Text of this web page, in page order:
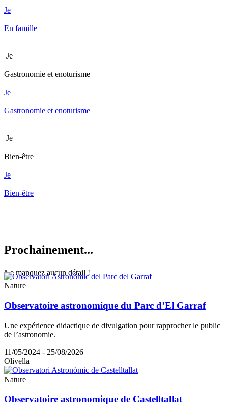
Je
En famille
Je
Gastronomie et enoturisme
Je
Gastronomie et enoturisme
Je
Bien-être
Je
Bien-être
Prochainement...
Ne manquez aucun détail !
Nature
Observatoire astronomique du Parc d’El Garraf
Une expérience didactique de divulgation pour rapprocher le public
de l’astronomie.
11/05/2024 - 25/08/2026
Olivella
Nature
Observatoire astronomique de Castelltallat